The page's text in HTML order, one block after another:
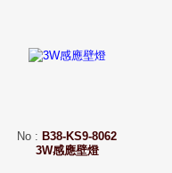
No : B38-KS9-8062
3W感應壁燈